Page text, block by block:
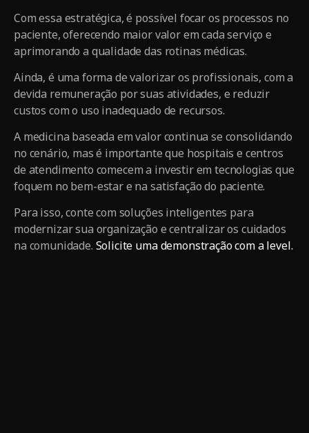
Com essa estratégica, é possível focar os processos no
paciente, oferecendo maior valor em cada serviço e
aprimorando a qualidade das rotinas médicas.
Ainda, é uma forma de valorizar os profissionais, com a
devida remuneração por suas atividades, e reduzir
custos com o uso inadequado de recursos.
A medicina baseada em valor continua se consolidando
no cenário, mas é importante que hospitais e centros
de atendimento comecem a investir em tecnologias que
foquem no bem-estar e na satisfação do paciente.
Para isso, conte com soluções inteligentes para
modernizar sua organização e centralizar os cuidados
na comunidade. Solicite uma demonstração com a level.